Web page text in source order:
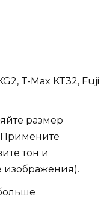
T-Max KT32, Fuji
размер
Примените
тон и
изображения).